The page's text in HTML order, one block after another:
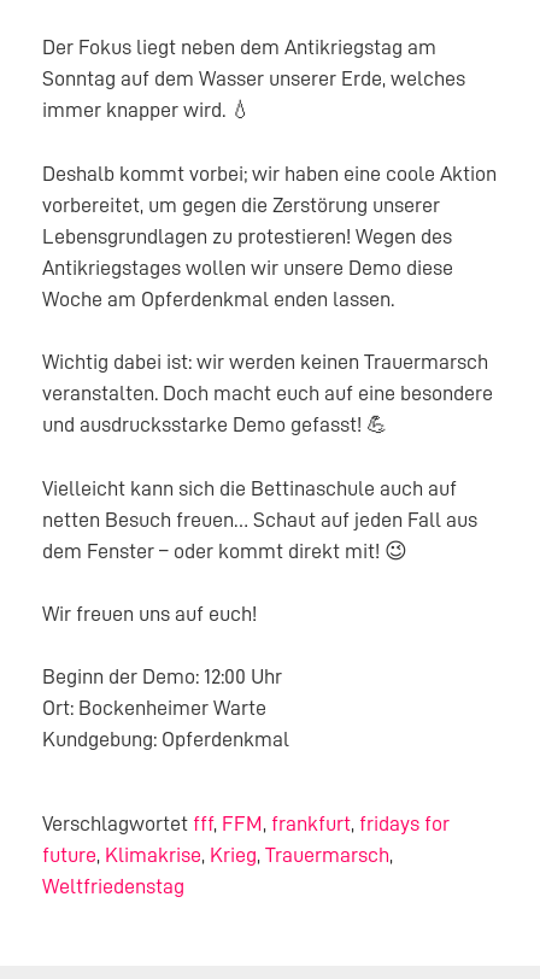
Der Fokus liegt neben dem Antikriegstag am
Sonntag auf dem Wasser unserer Erde, welches
immer knapper wird. 💧
Deshalb kommt vorbei; wir haben eine coole Aktion
vorbereitet, um gegen die Zerstörung unserer
Lebensgrundlagen zu protestieren! Wegen des
Antikriegstages wollen wir unsere Demo diese
Woche am Opferdenkmal enden lassen.
Wichtig dabei ist: wir werden keinen Trauermarsch
veranstalten. Doch macht euch auf eine besondere
und ausdrucksstarke Demo gefasst! 💪
Vielleicht kann sich die Bettinaschule auch auf
netten Besuch freuen… Schaut auf jeden Fall aus
dem Fenster – oder kommt direkt mit! 😉
Wir freuen uns auf euch!
Beginn der Demo: 12:00 Uhr
Ort: Bockenheimer Warte
Kundgebung: Opferdenkmal
Verschlagwortet fff, FFM , frankfurt, fridays for
future, Klimakrise, Krieg,Trauermarsch,
Weltfriedenstag